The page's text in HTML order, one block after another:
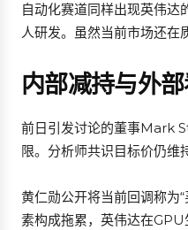
自动化赛道同样出现英伟
人研发。虽然当前市场还在
内部减持与外
前日引发讨论的董事Mark
限。分析师共识目标价仍维
黄仁勋公开将当前回调称为
素构成拖累，英伟达在